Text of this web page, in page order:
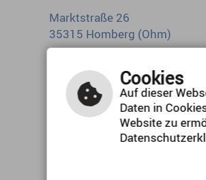
Marktstraße 26
35315 Homberg (Ohm)
E-Mail schreiben
Cookies
Auf dieser
Daten in
Website zu